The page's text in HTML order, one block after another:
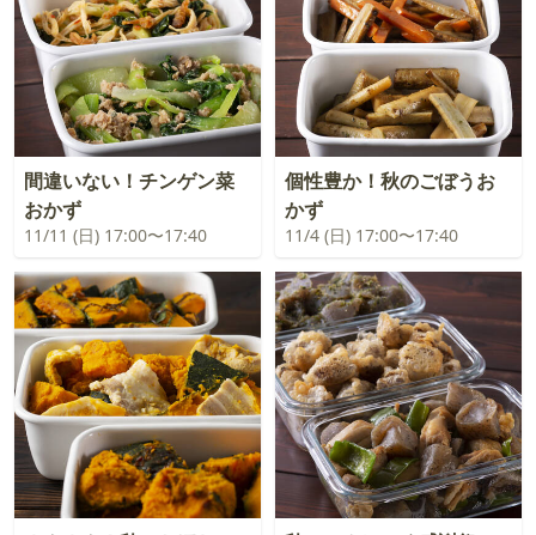
間違いない！チンゲン菜
おかず
11/11 (日) 17:00〜17:40
個性豊か！秋のごぼうお
かず
11/4 (日) 17:00〜17:40